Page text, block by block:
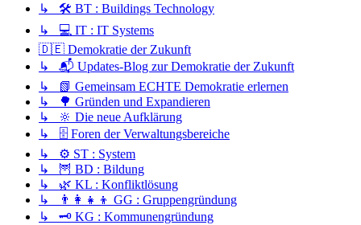
↳ 🛠️ BT : Buildings Technology
↳ 💻 IT : IT Systems
🇩🇪 Demokratie der Zukunft
↳ 📬 Updates-Blog zur Demokratie der Zukunft
↳ 📗 Gemeinsam ECHTE Demokratie erlernen
↳ 🌳 Gründen und Expandieren
↳ 🔆 Die neue Aufklärung
↳ 🗄️ Foren der Verwaltungsbereiche
↳ ⚙️ ST : System
↳ 🦉 BD : Bildung
↳ 🌿 KL : Konfliktlösung
↳ 👨‍👩‍👧‍👦 GG : Gruppengründung
↳ 🗝️ KG : Kommunengründung